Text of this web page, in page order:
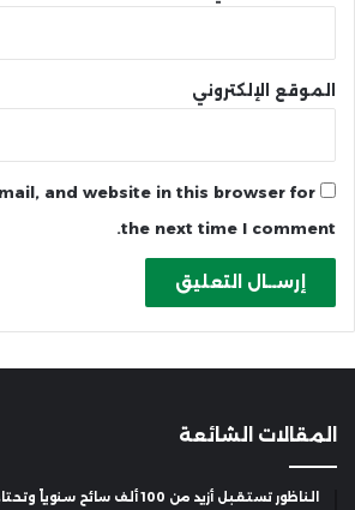
الموقع الإلكتروني
and website in this browser for
the next time I comment.
المقالات الشائعة
الناظور تستقبل أزيد من 100 ألف سائح سنوياً وتحتاج لتعزيز طاقتها الفندقية